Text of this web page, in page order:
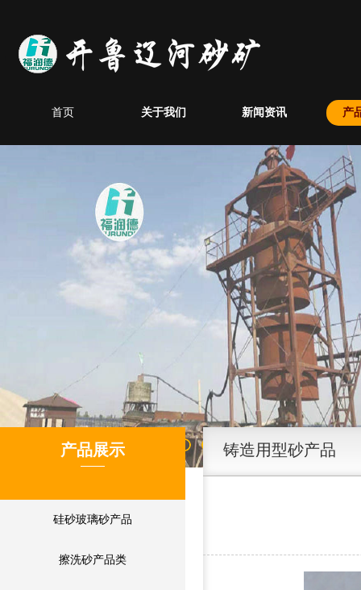
首页 关于我们 新闻资讯 产
产品展示
硅砂玻璃砂产品
擦洗砂产品类
铸造用型砂产品